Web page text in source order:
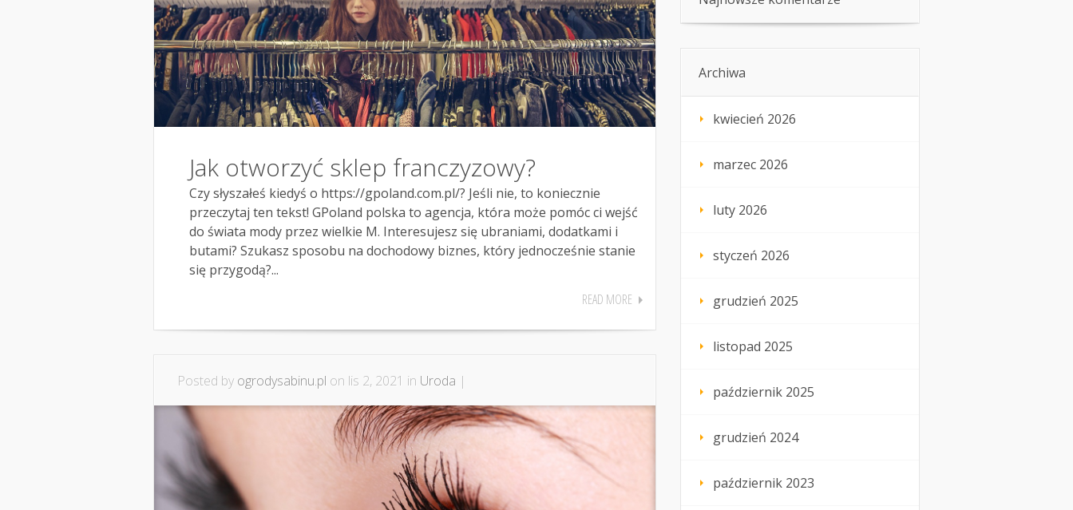
Jak otworzyć sklep franczyzowy?
Czy słyszałeś kiedyś o https://gpoland.com.pl/? Jeśli nie, to koniecznie
przeczytaj ten tekst! GPoland polska to agencja, która może pomóc ci wejść
do świata mody przez wielkie M. Interesujesz się ubraniami, dodatkami i
butami? Szukasz sposobu na dochodowy biznes, który jednocześnie stanie
się przygodą?...
READ MORE
Posted by ogrodysabinu.pl on lis 2, 2021 in Uroda |
Archiwa
kwiecień 2026
marzec 2026
luty 2026
styczeń 2026
grudzień 2025
listopad 2025
październik 2025
grudzień 2024
październik 2023